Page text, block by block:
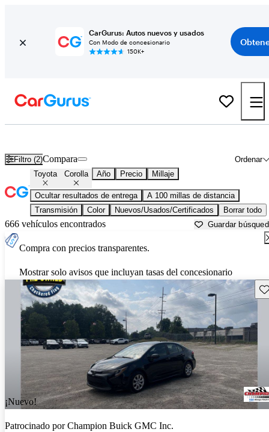
CarGurus: Autos nuevos y usados
Con Modo de concesionario
150K+
Filtro (2) Ordenar
Compara
Toyota Corolla Año Precio Millaje
Ocultar resultados de entrega
A 100 millas de distancia
Transmisión
Color Nuevos/Usados/Certificados Borrar todo
666 vehículos encontrados Guardar
Compra con precios transparentes.
Mostrar solo avisos que incluyan tasas del concesionario
¡Nuevo!
Patrocinado porChampion Buick GMC Inc.